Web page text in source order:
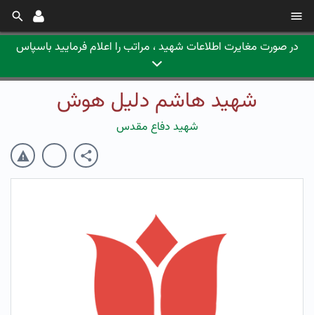
در صورت مغایرت اطلاعات شهید ، مراتب را اعلام فرمایید باسپاس
شهید هاشم دلیل هوش
شهید دفاع مقدس